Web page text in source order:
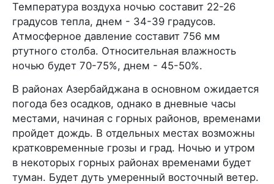
Температура воздуха ночью составит 22-26
градусов тепла, днем - 34-39 градусов.
Атмосферное давление составит 756 мм
ртутного столба. Относительная влажность
ночью будет 70-75%, днем - 45-50%.
В районах Азербайджана в основном ожидается
погода без осадков, однако в дневные часы
местами, начиная с горных районов, временами
пройдет дождь. В отдельных местах возможны
кратковременные грозы и град. Ночью и утром
в некоторых горных районах временами будет
туман. Будет дуть умеренный восточный ветер.